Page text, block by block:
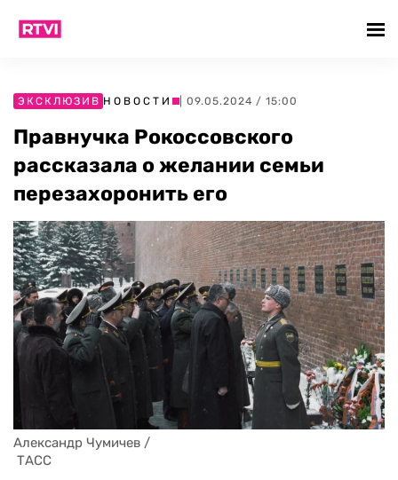
ЭКСКЛЮЗИВ НОВОСТИ | 09.05.2024 / 15:00
Правнучка Рокоссовского
рассказала о желании семьи
перезахоронить его
Александр Чумичев /
ТАСС